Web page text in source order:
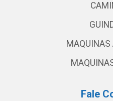
MAQUINAS
Fale